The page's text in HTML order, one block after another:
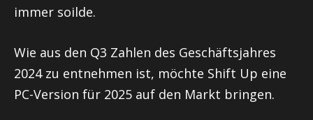
immer soilde.
Wie aus den Q3 Zahlen des Geschäftsjahres
2024 zu entnehmen ist, möchte Shift Up eine
PC-Version für 2025 auf den Markt bringen.